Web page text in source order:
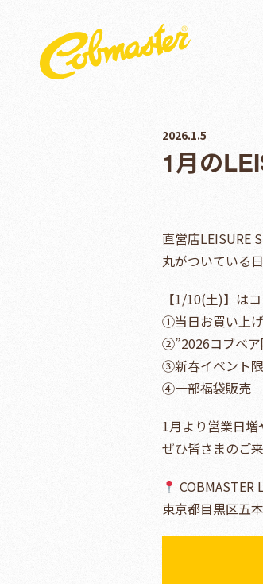
2026.1.5
1月の
直営店LEISURE
丸がついている
【1/10(土)】は
①当日お買い上
②”2026コブベア
③新春イベント
④一部福袋販売
1月より営業日増
ぜひ皆さまのご
COBMASTER
東京都目黒区五